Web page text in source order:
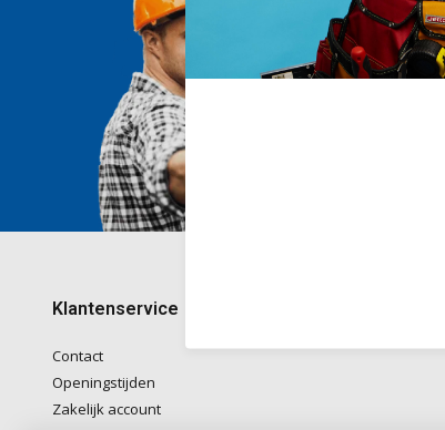
Klantenservice
Contact
Openingstijden
Zakelijk account